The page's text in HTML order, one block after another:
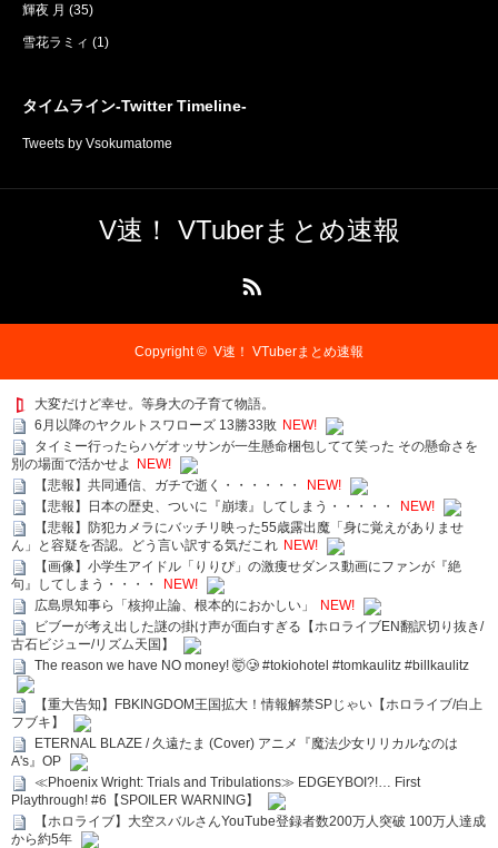
輝夜 月 (35)
雪花ラミィ (1)
タイムライン-Twitter Timeline-
Tweets by Vsokumatome
V速！ VTuberまとめ速報
Copyright © V速！ VTuberまとめ速報
大変だけど幸せ。等身大の子育て物語。
6月以降のヤクルトスワローズ 13勝33敗 NEW!
タイミー行ったらハゲオッサンが一生懸命梱包してて笑った その懸命さを
別の場面で活かせよ NEW!
【悲報】共同通信、ガチで逝く・・・・・・
NEW!
【悲報】日本の歴史、ついに『崩壊』してしまう・・・・・
NEW!
【悲報】防犯カメラにバッチリ映った55歳露出魔「身に覚えがありませ
ん」と容疑を否認。どう言い訳する気だこれ NEW!
【画像】小学生アイドル「りりぴ」の激痩せダンス動画にファンが『絶
句』してしまう・・・・
NEW!
広島県知事ら「核抑止論、根本的におかしい」
NEW!
ビブーが考え出した謎の掛け声が面白すぎる【ホロライブEN翻訳切り抜き/
古石ビジュー/リズム天国】
The reason we have NO money! 🤯🥲 #tokiohotel #tomkaulitz #billkaulitz
【重大告知】FBKINGDOM王国拡大！情報解禁SPじゃい【ホロライブ/白上
フブキ】
ETERNAL BLAZE / 久遠たま (Cover) アニメ『魔法少女リリカルなのは
A's』OP
≪Phoenix Wright: Trials and Tribulations≫ EDGEYBOI?!… First
Playthrough! #6【SPOILER WARNING】
【ホロライブ】大空スバルさんYouTube登録者数200万人突破 100万人達成
から約5年